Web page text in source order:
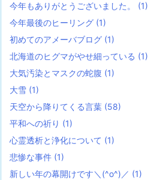
今年もありがとうございました。 (1)
今年最後のヒーリング (1)
初めてのアメーバブログ (1)
北海道のヒグマがやせ細っている (1)
大気汚染とマスクの蛇腹 (1)
大雪 (1)
天空から降りてくる言葉 (58)
平和への祈り (1)
心霊透析と浄化について (1)
悲惨な事件 (1)
新しい年の幕開けです＼(^o^)／ (1)